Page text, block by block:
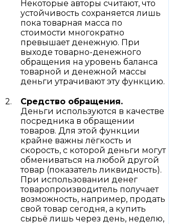
Некоторые авторы считают, что
устойчивость сохраняется лишь
пока товарная масса по
стоимости многократно
превышает денежную. При
выходе товарно-денежного
обращения на уровень баланса
товарной и денежной массы
деньги утрачивают эту функцию.
Средство обращения.
Деньги используются в качестве
посредника в обращении
товаров. Для этой функции
крайне важны лёгкость и
скорость, с которой деньги могут
обмениваться на любой другой
товар (показатель ликвидность).
При использовании денег
товаропроизводитель получает
возможность, например, продать
свой товар сегодня, а купить
сырьё лишь через день, неделю,